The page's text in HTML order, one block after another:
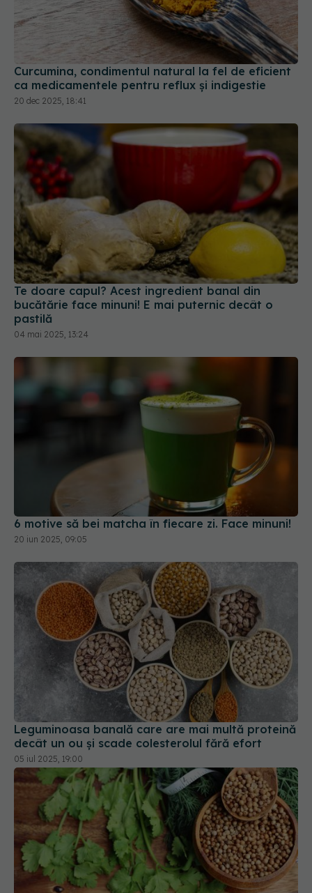
Curcumina, condimentul natural la fel de eficient
ca medicamentele pentru reflux și indigestie
20 dec 2025, 18:41
Te doare capul? Acest ingredient banal din
bucătărie face minuni! E mai puternic decât o
pastilă
04 mai 2025, 13:24
6 motive să bei matcha în fiecare zi. Face minuni!
20 iun 2025, 09:05
Leguminoasa banală care are mai multă proteină
decât un ou și scade colesterolul fără efort
05 iul 2025, 19:00